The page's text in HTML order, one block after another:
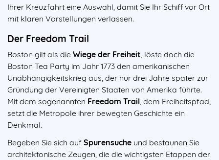
Ihrer Kreuzfahrt eine Auswahl, damit Sie Ihr Schiff vor Ort
mit klaren Vorstellungen verlassen.
Der Freedom Trail
Boston gilt als die Wiege der Freiheit, löste doch die
Boston Tea Party im Jahr 1773 den amerikanischen
Unabhängigkeitskrieg aus, der nur drei Jahre später zur
Gründung der Vereinigten Staaten von Amerika führte.
Mit dem sogenannten Freedom Trail, dem Freiheitspfad,
setzt die Metropole ihrer bewegten Geschichte ein
Denkmal.
Begeben Sie sich auf Spurensuche und bestaunen Sie
architektonische Zeugen, die die wichtigsten Etappen der